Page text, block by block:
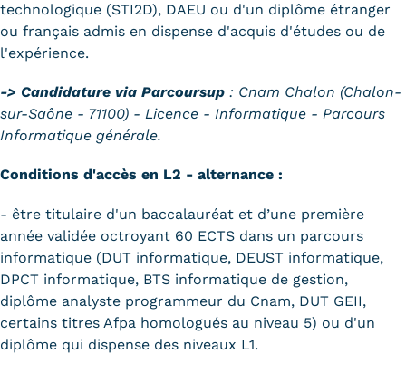
technologique (STI2D), DAEU ou d'un diplôme étranger
ou français admis en dispense d'acquis d'études ou de
l'expérience.
-> Candidature via Parcoursup : Cnam Chalon (Chalon-
sur-Saône - 71100) - Licence - Informatique - Parcours
Informatique générale.
Conditions d'accès en L2 - alternance :
- être titulaire d'un baccalauréat et d’une première
année validée octroyant 60 ECTS dans un parcours
informatique (DUT informatique, DEUST informatique,
DPCT informatique, BTS informatique de gestion,
diplôme analyste programmeur du Cnam, DUT GEII,
certains titres Afpa homologués au niveau 5) ou d'un
diplôme qui dispense des niveaux L1.